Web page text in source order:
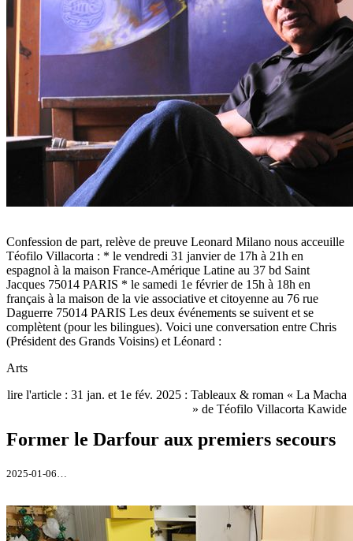
Confession de part, relève de preuve Leonard Milano nous acceuille
Téofilo Villacorta : * le vendredi 31 janvier de 17h à 21h en
espagnol à la maison France-Amérique Latine au 37 bd Saint
Jacques 75014 PARIS * le samedi 1e février de 15h à 18h en
français à la maison de la vie associative et citoyenne au 76 rue
Daguerre 75014 PARIS Les deux événements se suivent et se
complètent (pour les bilingues). Voici une conversation entre Chris
(Président des Grands Voisins) et Léonard :
Arts
lire l'article : 31 jan. et 1e fév. 2025 : Tableaux & roman « La Macha
» de Téofilo Villacorta Kawide
Former le Darfour aux premiers secours
2025-01-06…